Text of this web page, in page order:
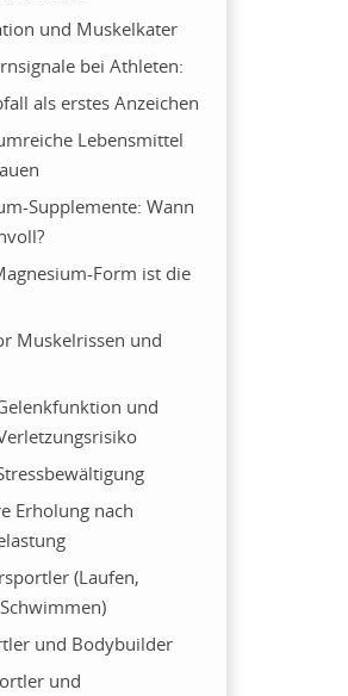
und Muskelkater
bei Athleten:
als erstes Anzeichen
Lebensmittel
Supplemente: Wann
Form ist die
Muskelrissen und
und
Erholung nach
(Laufen,
und Bodybuilder
und